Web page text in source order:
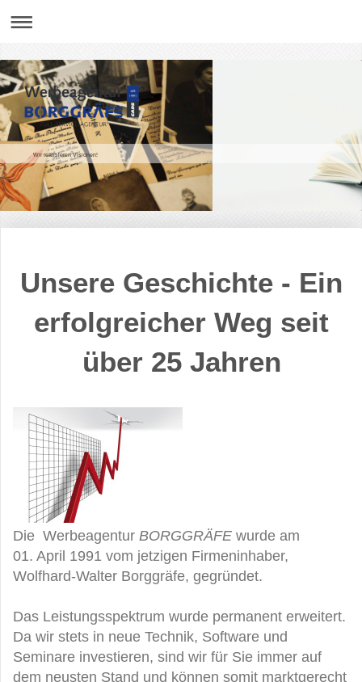
Wir realisieren Visionen!
Unsere Geschichte - Ein
erfolgreicher Weg seit
über 25 Jahren
Die Werbeagentur BORGGRÄFE wurde am
01. April 1991 vom jetzigen Firmeninhaber,
Wolfhard-Walter Borggräfe, gegründet.
Das Leistungsspektrum wurde permanent erweitert.
Da wir stets in neue Technik, Software und
Seminare investieren, sind wir für Sie immer auf
dem neusten Stand und können somit marktgerecht